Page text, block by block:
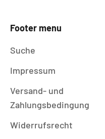
Footer menu
Suche
Impressum
Versand- und
Zahlungsbedingung
Widerrufsrecht